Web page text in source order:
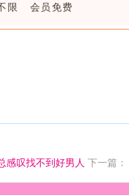
限 会员免费
感叹找不到好男人 下一篇：